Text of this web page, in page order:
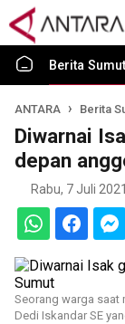
Berita Sumut
ANTARA Berita
Diwarnai
depan
Rabu, 7 Juli
Seorang warga saat
Dedi Iskandar SE